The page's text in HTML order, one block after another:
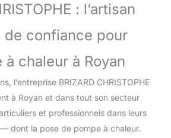
: l’artisan
confiance pour
chaleur à Royan
l’entreprise BRIZARD CHRISTOPHE
à Royan et dans tout son secteur
et professionnels dans leurs
dont la pose de pompe à chaleur.